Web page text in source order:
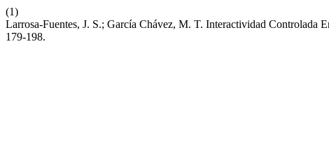
(1)
Larrosa-Fuentes, J. S.; García Chávez, M. T. Interactividad Controlada
179-198.